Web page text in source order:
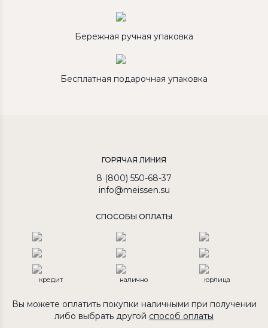
Бережная ручная упаковка
Бесплатная подарочная упаковка
ГОРЯЧАЯ ЛИНИЯ
8 (800) 550-68-37
info@meissen.su
СПОСОБЫ ОПЛАТЫ
кредит налично юрлица
Вы можете оплатить покупки наличными при получении
либо выбрать другой способ оплаты